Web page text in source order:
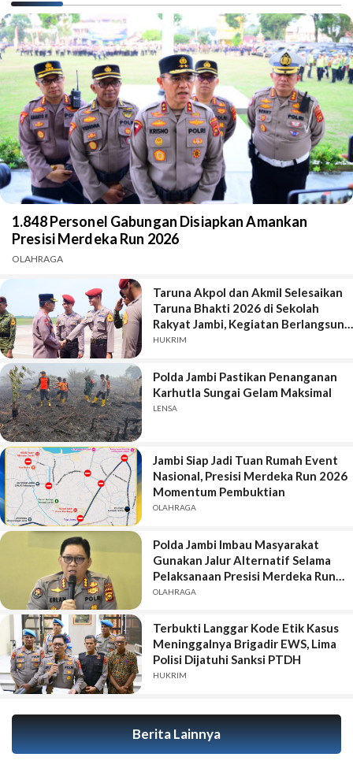
1.848 Personel Gabungan Disiapkan Amankan
Presisi Merdeka Run 2026
OLAHRAGA
Taruna Akpol dan Akmil Selesaikan
Taruna Bhakti 2026 di Sekolah
Rakyat Jambi, Kegiatan Berlangsung
Aman dan Lancar
HUKRIM
Polda Jambi Pastikan Penanganan
Karhutla Sungai Gelam Maksimal
LENSA
Jambi Siap Jadi Tuan Rumah Event
Nasional, Presisi Merdeka Run 2026
Momentum Pembuktian
OLAHRAGA
Polda Jambi Imbau Masyarakat
Gunakan Jalur Alternatif Selama
Pelaksanaan Presisi Merdeka Run
2026
OLAHRAGA
Terbukti Langgar Kode Etik Kasus
Meninggalnya Brigadir EWS, Lima
Polisi Dijatuhi Sanksi PTDH
HUKRIM
Berita Lainnya